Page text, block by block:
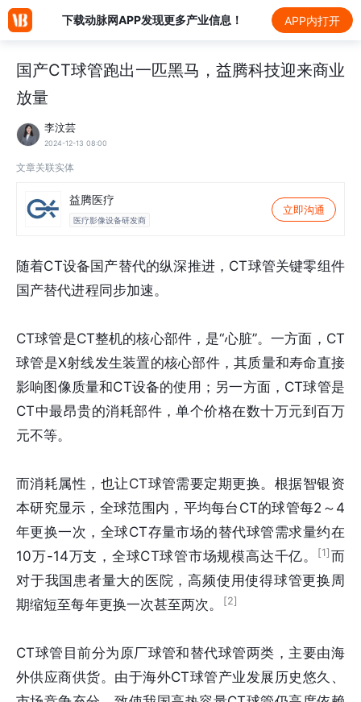
下载动脉网APP发现更多产业信息！ APP内打开
国产CT球管跑出一匹黑马，益腾科技迎来商业
放量
李汶芸
2024-12-13 08:00
文章关联实体
益腾医疗
医疗影像设备研发商
立即沟通
随着CT设备国产替代的纵深推进，CT球管关键零组件
国产替代进程同步加速。
CT球管是CT整机的核心部件，是“心脏”。一方面，CT
球管是X射线发生装置的核心部件，其质量和寿命直接
影响图像质量和CT设备的使用；另一方面，CT球管是
CT中最昂贵的消耗部件，单个价格在数十万元到百万
元不等。
而消耗属性，也让CT球管需要定期更换。根据智银资
本研究显示，全球范围内，平均每台CT的球管每2～4
年更换一次，全球CT存量市场的替代球管需求量约在
10万-14万支，全球CT球管市场规模高达千亿。
[1] 而
对于我国患者量大的医院，高频使用使得球管更换周
期缩短至每年更换一次甚至两次。
[2]
CT球管目前分为原厂球管和替代球管两类，主要由海
外供应商供货。由于海外CT球管产业发展历史悠久、